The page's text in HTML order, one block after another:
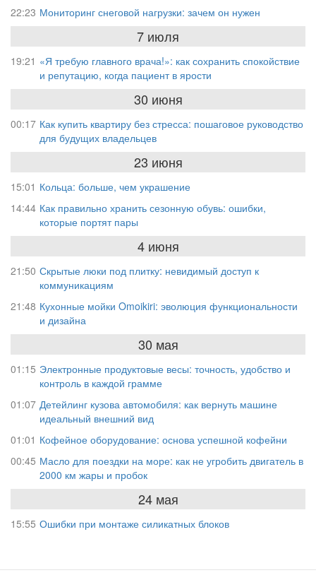
22:23 Мониторинг снеговой нагрузки: зачем он нужен
7 июля
19:21 «Я требую главного врача!»: как сохранить спокойствие
и репутацию, когда пациент в ярости
30 июня
00:17 Как купить квартиру без стресса: пошаговое руководство
для будущих владельцев
23 июня
15:01 Кольца: больше, чем украшение
14:44 Как правильно хранить сезонную обувь: ошибки,
которые портят пары
4 июня
21:50 Скрытые люки под плитку: невидимый доступ к
коммуникациям
21:48 Кухонные мойки Omoikiri: эволюция функциональности
и дизайна
30 мая
01:15 Электронные продуктовые весы: точность, удобство и
контроль в каждой грамме
01:07 Детейлинг кузова автомобиля: как вернуть машине
идеальный внешний вид
01:01 Кофейное оборудование: основа успешной кофейни
00:45 Масло для поездки на море: как не угробить двигатель в
2000 км жары и пробок
24 мая
15:55 Ошибки при монтаже силикатных блоков